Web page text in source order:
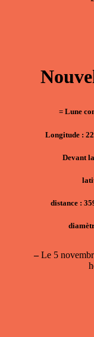
= Lune
Longitude :
Devant
distance :
–Le 5